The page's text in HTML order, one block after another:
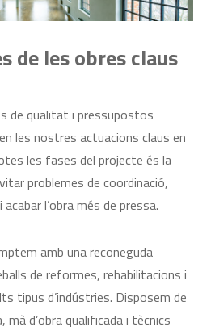
de les obres claus
de qualitat i pressupostos
les nostres actuacions claus en
les fases del projecte és la
problemes de coordinació,
l’obra més de pressa.
amb una reconeguda
de reformes, rehabilitacions i
tipus d’indústries. Disposem de
mà d’obra qualificada i tècnics